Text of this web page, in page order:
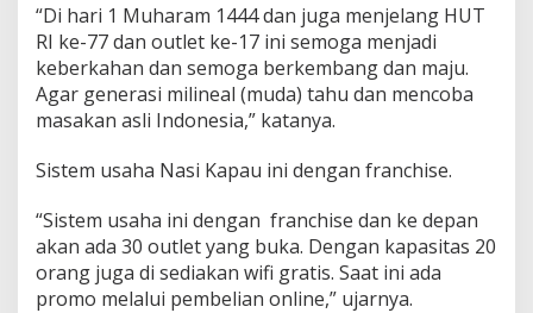
“Di hari 1 Muharam 1444 dan juga menjelang HUT
RI ke-77 dan outlet ke-17 ini semoga menjadi
keberkahan dan semoga berkembang dan maju.
Agar generasi milineal (muda) tahu dan mencoba
masakan asli Indonesia,” katanya.
Sistem usaha Nasi Kapau ini dengan franchise.
“Sistem usaha ini dengan franchise dan ke depan
akan ada 30 outlet yang buka. Dengan kapasitas 20
orang juga di sediakan wifi gratis. Saat ini ada
promo melalui pembelian online,” ujarnya.